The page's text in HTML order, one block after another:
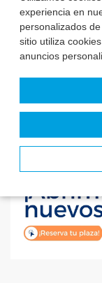
experiencia en
personalizados
sitio utiliza
anuncios
Estado de
plazas de